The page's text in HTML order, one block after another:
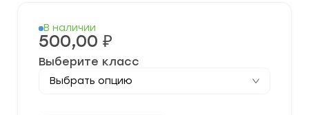
В наличии
500,00 ₽
Выберите класс